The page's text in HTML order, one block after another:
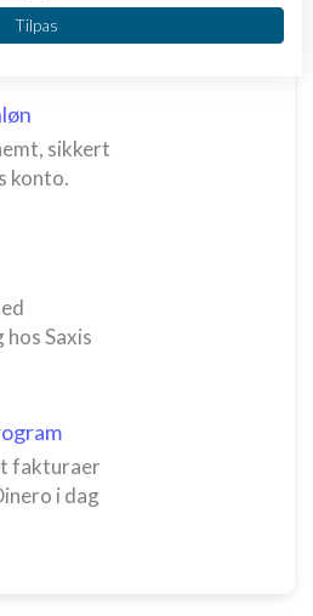
sikkert
konto.
Saxis
fakturaer
i dag
til at vælge
annoncering
tilpasset
indhold
statistikker eller
Tilpas